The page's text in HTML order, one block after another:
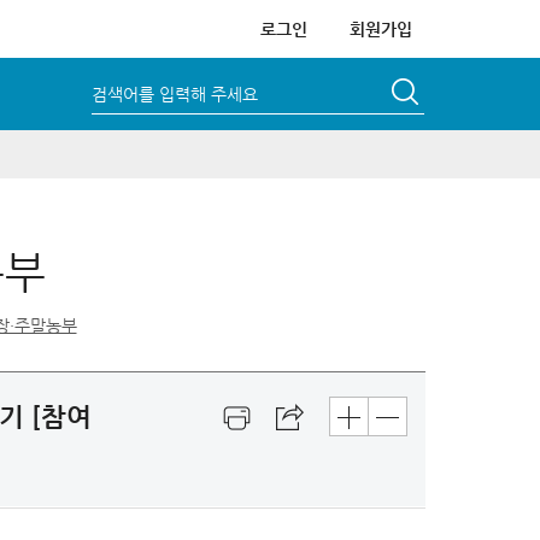
로그인 회원가입
검색어를 입력해 주세요
·주말농부
[참여